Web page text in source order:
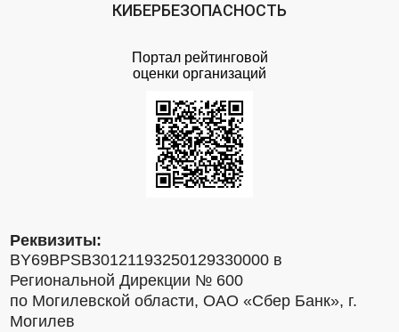
КИБЕРБЕЗОПАСНОСТЬ
Портал рейтинговой
оценки организаций
Реквизиты:
BY69BPSB30121193250129330000 в
Региональной Дирекции № 600
по Могилевской области, ОАО «Сбер Банк», г.
Могилев